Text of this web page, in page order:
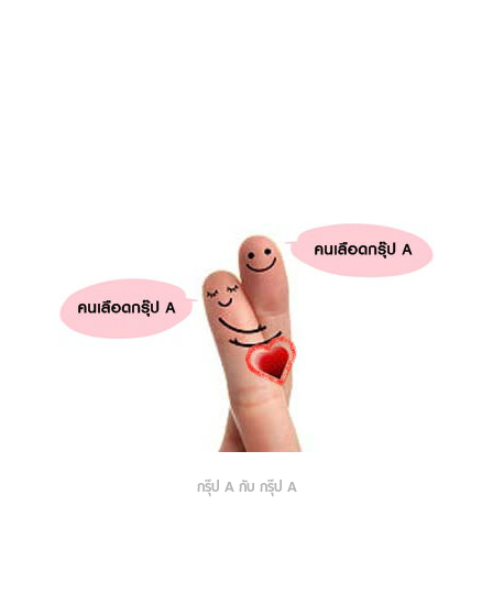
กรุ๊ป A กับ กรุ๊ป A